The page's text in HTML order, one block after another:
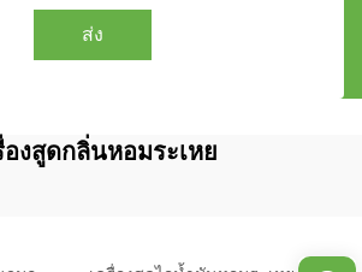
ส่ง
องสูดกลิ่นหอมระเหย